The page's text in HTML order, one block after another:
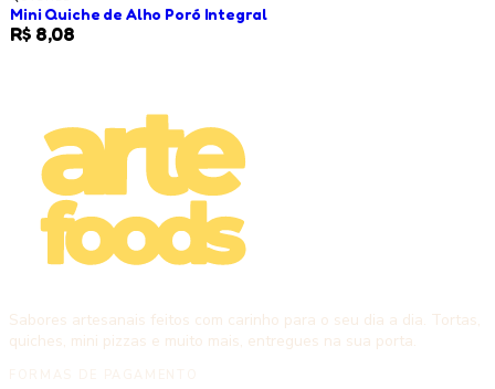
Mini Quiche de Alho Poró Integral
R$ 8,08
Sabores artesanais feitos com carinho para o seu dia a dia. Tortas,
quiches, mini pizzas e muito mais, entregues na sua porta.